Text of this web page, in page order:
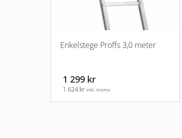
Enkelstege Proffs 3,0 meter
1 299 kr
1 624 kr inkl. moms